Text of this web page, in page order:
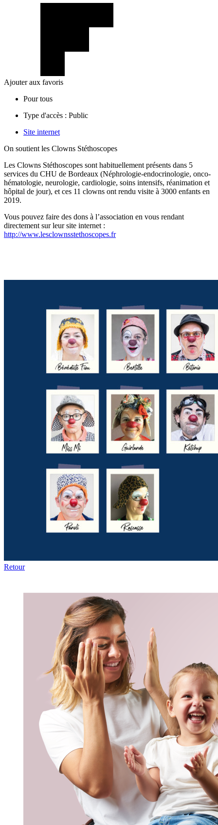
Ajouter aux favoris
Pour tous
Type d'accès : Public
Site internet
On soutient les Clowns Stéthoscopes
Les Clowns Stéthoscopes sont habituellement présents dans 5
services du CHU de Bordeaux (Néphrologie-endocrinologie, onco-
hématologie, neurologie, cardiologie, soins intensifs, réanimation et
hôpital de jour), et ces 11 clowns ont rendu visite à 3000 enfants en
2019.
Vous pouvez faire des dons à l’association en vous rendant
directement sur leur site internet :
http://www.lesclownsstethoscopes.fr
Retour